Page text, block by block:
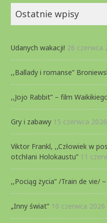
Ostatnie wpisy
Udanych wakacji! 26 czerwca
,,Ballady i romanse”
,,Jojo Rabbit” – film
Gry i zabawy 15 czerwca 2026
Viktor Frankl, ,,Człowiek w
otchłani Holokaustu” 11
,,Pociąg życia” /Train de vie/
„Inny świat” 10 czerwca 2026